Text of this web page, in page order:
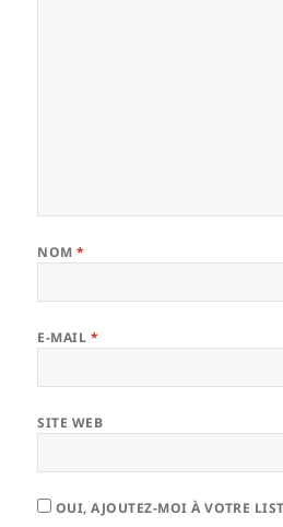
NOM*
E-MAIL *
SITE WEB
OUI, AJOUTEZ-MOI À VOTRE